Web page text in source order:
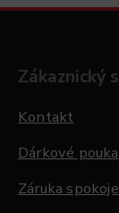
Zákaznický
Kontakt
Dárkové
Záruka